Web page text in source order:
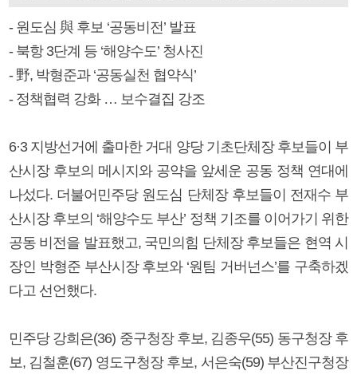
- 원도심 與 후보 ‘공동비전’ 발표
- 북항 3단계 등 ‘해양수도’ 청사진
- 野, 박형준과 ‘공동실천 협약식’
- 정책협력 강화 … 보수결집 강조
6·3 지방선거에 출마한 거대 양당 기초단체장 후보들이 부
산시장 후보의 메시지와 공약을 앞세운 공동 정책 연대에
나섰다. 더불어민주당 원도심 단체장 후보들이 전재수 부
산시장 후보의 ‘해양수도 부산’ 정책 기조를 이어가기 위한
공동 비전을 발표했고, 국민의힘 단체장 후보들은 현역 시
장인 박형준 부산시장 후보와 ‘원팀 거버넌스’를 구축하겠
다고 선언했다.
민주당 강희은(36) 중구청장 후보, 김종우(55) 동구청장 후
보, 김철훈(67) 영도구청장 후보, 서은숙(59) 부산진구청장